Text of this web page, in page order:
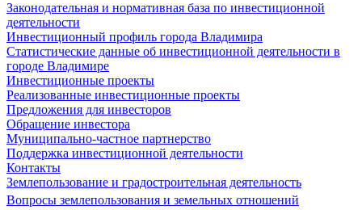
Законодательная и нормативная база по инвестиционной
деятельности
Инвестиционный профиль города Владимира
Статистические данные об инвестиционной деятельности в
городе Владимире
Инвестиционные проекты
Реализованные инвестиционные проекты
Предложения для инвесторов
Обращение инвестора
Муниципально-частное партнерство
Поддержка инвестиционной деятельности
Контакты
Землепользование и градостроительная деятельность
Вопросы землепользования и земельных отношений